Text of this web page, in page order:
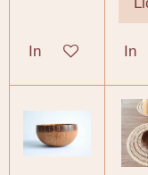
In winkelwagenIn